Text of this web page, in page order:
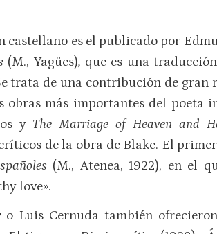
es el publicado por
(M., Yagües), que es una
trata de una contribución de gran
más importantes del poeta
y The Marriage of Heaven and
de la obra de Blake. El
(M., Atenea, 1922), en el
love».
o Luis Cernuda también